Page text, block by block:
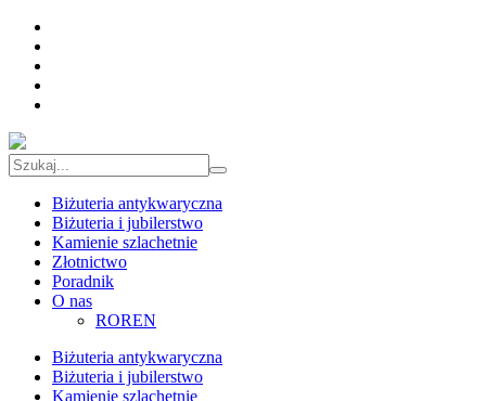
Biżuteria antykwaryczna
Biżuteria i jubilerstwo
Kamienie szlachetnie
Złotnictwo
Poradnik
O nas
ROREN
Biżuteria antykwaryczna
Biżuteria i jubilerstwo
Kamienie szlachetnie